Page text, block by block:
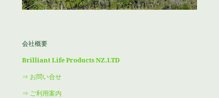
会社概要
Brilliant Life Products NZ.LTD
⇒ お問い合せ
⇒ ご利用案内